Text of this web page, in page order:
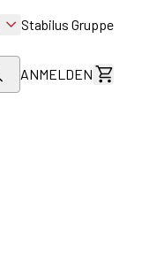
Stabilus Gruppe
ANMELDEN